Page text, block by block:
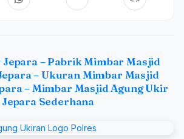
– Pabrik Mimbar Masjid
– Ukuran Mimbar Masjid
– Mimbar Masjid Agung Ukir
Jepara Sederhana